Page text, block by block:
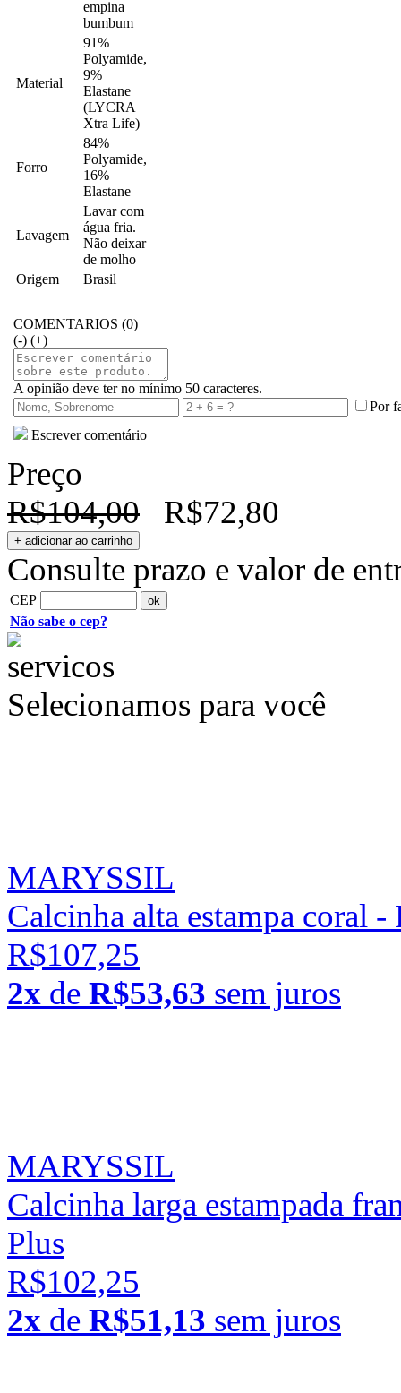
empina
bumbum
Material
91%
Polyamide,
9%
Elastane
(LYCRA
Xtra Life)
Forro
84%
Polyamide,
16%
Elastane
Lavagem
Lavar com
água fria.
Não deixar
de molho
Origem
Brasil
COMENTARIOS (0)
(-) (+)
A opinião deve ter no mínimo 50 caracteres.
Por
Escrever comentário
Preço
R$104,00
R$72,80
Consulte prazo e valor de
CEP
Não sabe o cep?
Selecionamos para você
MARYSSIL
Calcinha alta estampa coral
R$107,25
2x de R$53,63 sem juros
MARYSSIL
Calcinha larga estampada
Plus
R$102,25
2x de R$51,13 sem juros